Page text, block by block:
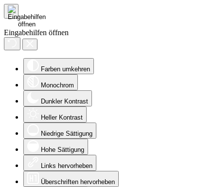
Eingabehilfen öffnen
Farben umkehren
Monochrom
Dunkler Kontrast
Heller Kontrast
Niedrige Sättigung
Hohe Sättigung
Links hervorheben
Überschriften hervorheben